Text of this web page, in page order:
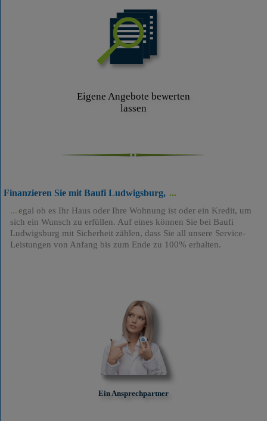
Eigene Angebote bewerten
lassen
Finanzieren Sie mit Baufi Ludwigsburg,
egal ob es Ihr Haus oder Ihre Wohnung ist oder ein Kredit, um
sich ein Wunsch zu erfüllen. Auf eines können Sie bei Baufi
Ludwigsburg mit Sicherheit zählen, dass Sie all unsere Service-
Leistungen von Anfang bis zum Ende zu 100% erhalten.
Ein Ansprechpartner